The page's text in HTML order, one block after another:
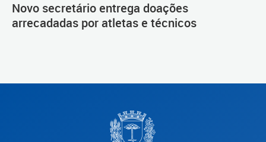
Novo secretário entrega doações
arrecadadas por atletas e técnicos